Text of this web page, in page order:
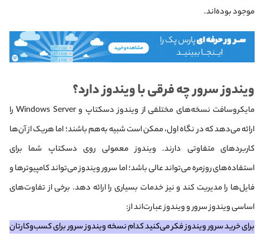
موجود بوده‌اند.
ویندوز سرور چه فرقی با ویندوز دارد؟
مایکروسافت نسخه‌های مختلفی از ویندوز دسکتاپ و Windows Server را
ارائه می‌دهد که در نگاه اول، ممکن است شبیه به‌هم باشند؛ اما هریک از آن‌ها
کاربردهای متفاوتی دارند. ویندوز معمولی روی دسکتاپ شما برای
استفاده‌های روزمره می‌تواند عالی باشد؛ اما سرور ویندوز می‌تواند کامپیوترها و
فایل‌ها را مدیریت کند و نیز خدمات بسیاری را ارائه دهد. برخی از تفاوت‌های
اساسی ویندوز سرور و ویندوز عبارت‌اند از:
برای خرید سرور ویندوز فکر می‌کنید کدام نسخه ویندوز سرور برای کسب‌‌وکارتان